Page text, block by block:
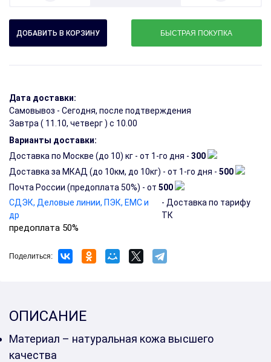
БЫСТРАЯ ПОКУПКА
Дата доставки:
Самовывоз - Сегодня, после подтверждения
Завтра ( 11.10, четверг) с 10.00
Варианты доставки:
Доставка по Москве (до 10) кг - от 1-го дня - 300
Доставка за МКАД (до 10км, до 10кг) - от 1-го дня - 500
Почта России (предоплата 50%) - от 500
СДЭК, Деловые линии, ПЭК, EMC и
др
предоплата 50%
- Доставка по тарифу
ТК
Поделиться:
ОПИСАНИЕ
Материал – натуральная кожа высшего
качества